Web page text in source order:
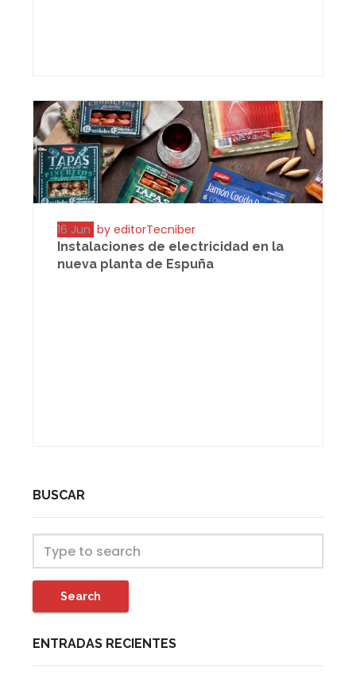
16 Jun by editorTecniber
Instalaciones de electricidad en la
nueva planta de Espuña
BUSCAR
Search
ENTRADAS RECIENTES